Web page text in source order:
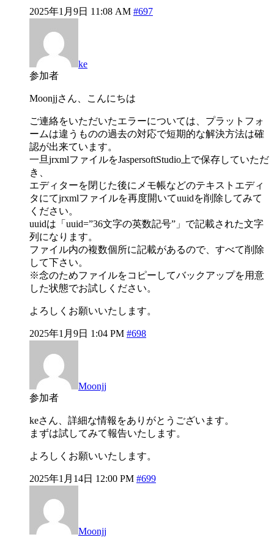
2025年1月9日 11:08 AM #697
ke
参加者
Moonjjさん、こんにちは
ご連絡をいただいたエラーについては、プラットフォ
ームは違うものの過去の対応で短期的な解決方法は確
認が出来ています。
一旦jrxmlファイルをJaspersoftStudio上で保存していただ
き、
エディターを閉じた後にメモ帳などのテキストエディ
タにてjrxmlファイルを再度開いてuuidを削除してみて
ください。
uuidは「uuid=”36文字の英数記号”」で記載された文字
列になります。
ファイル内の複数個所に記載があるので、すべて削除
して下さい。
※念のためファイルをコピーしてバックアップを用意
した状態でお試しください。
よろしくお願いいたします。
2025年1月9日 1:04 PM #698
Moonjj
参加者
keさん、詳細な情報をありがとうございます。
まずは試してみて報告いたします。
よろしくお願いいたします。
2025年1月14日 12:00 PM #699
Moonjj